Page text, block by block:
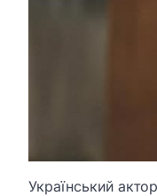
Український